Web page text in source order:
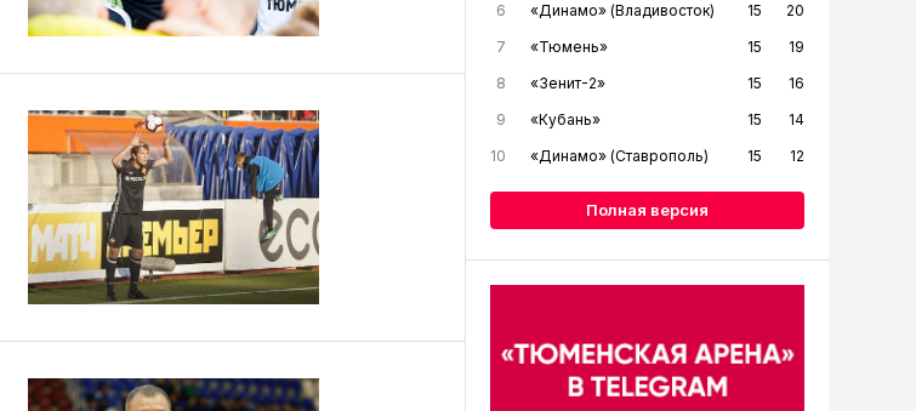
6
«Динамо» (Владивосток) 15
20
7
«Тюмень» 15
19
8
«Зенит-2» 15
16
9
«Кубань» 15
14
10
«Динамо» (Ставрополь) 15 12
Полная версия